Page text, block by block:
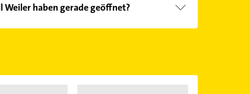
haben gerade geöffnet?
. Bitte beachten Sie, dass diese an